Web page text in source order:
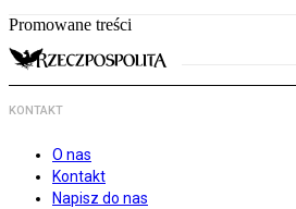
Promowane treści
KONTAKT
O nas
Kontakt
Napisz do nas